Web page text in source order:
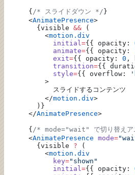
      {
/* スライドダウン */ }
      <
AnimatePresence>
        {visible
&& (
          <
motion.div
            initial
={{ opacity:
            animate
={{ opacity:
            exit
={{ opacity: 0 ,
            transition
={{
            style
={{ overflow:
          >
            スライドするコンテンツ
          </
motion.div>
        )}
      </
AnimatePresence>
      {
/* mode="wait" で切り替えア
      <
AnimatePresence mode=
        {visible
? (
          <
motion.div
            key
="shown"
            initial
={{ opacity: